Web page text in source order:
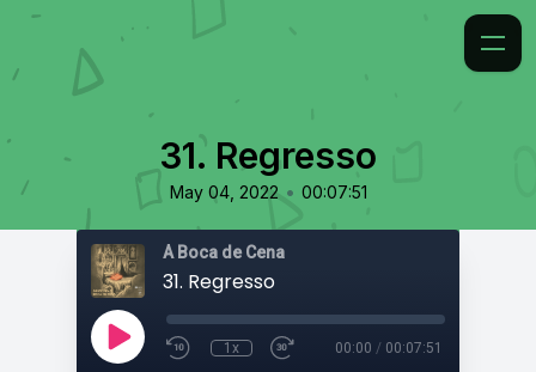
31. Regresso
May 04, 2022 • 00:07:51
À Boca de Cena
31. Regresso
1x 00:00 / 00:07:51